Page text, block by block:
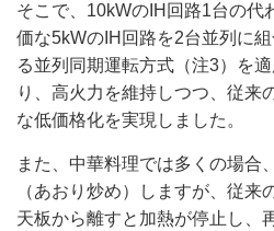
そこで、10kWのIH回路1台の代
価な5kWのIH回路を2台並列に
る並列同期運転方式（注3）を
り、高火力を維持しつつ、従来
な低価格化を実現しました。
また、中華料理では多くの場合
（あおり炒め）しますが、従来
天板から離すと加熱が停止し、